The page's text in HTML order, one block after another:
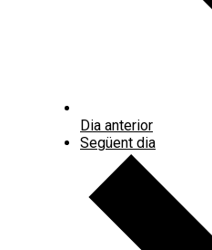
Dia anterior
Següent dia